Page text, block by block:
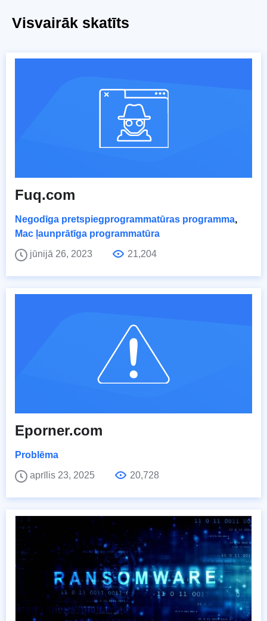
Visvairāk skatīts
Fuq.com
Negodīga pretspiegprogrammatūras programma,
Mac ļaunprātīga programmatūra
jūnijā 26, 2023
21,204
Eporner.com
Problēma
aprīlis 23, 2025
20,728